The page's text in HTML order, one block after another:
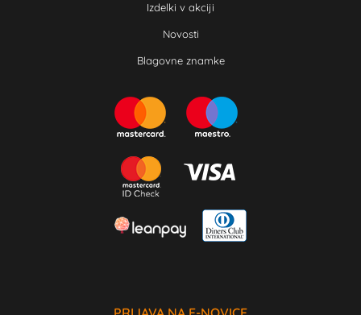
Izdelki v akciji
Novosti
Blagovne znamke